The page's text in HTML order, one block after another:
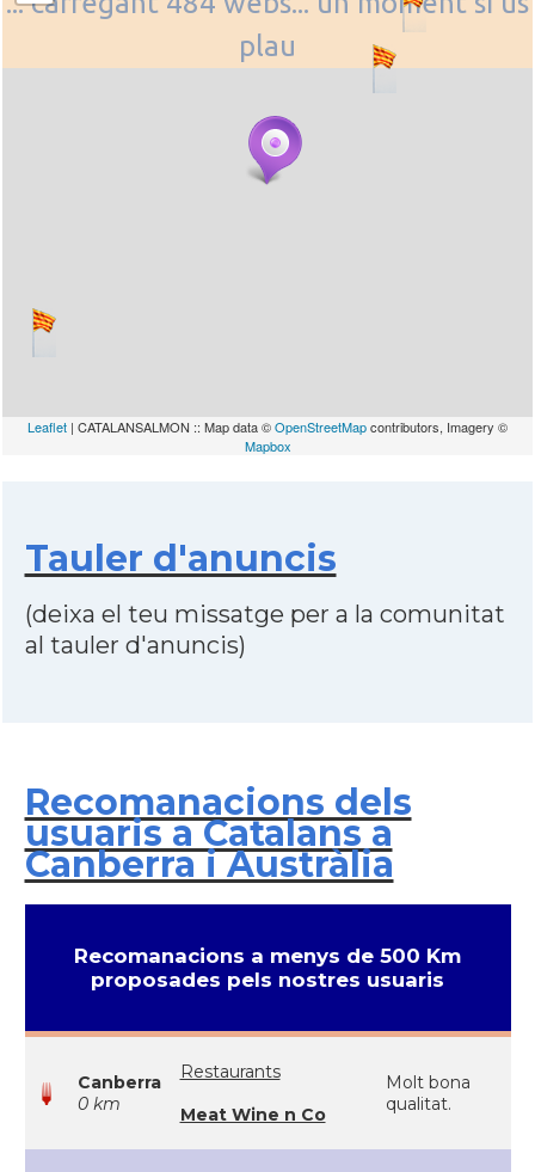
plau
Leaflet | CATALANSALMON :: Map data ©OpenStreetMapcontributors, Imagery ©
Mapbox
Tauler d'anuncis
(deixa el teu missatge per a la comunitat
al tauler d'anuncis)
Recomanacions dels
usuaris a Catalans a
Canberra i Austràlia
Recomanacions a menys de 500 Km
proposades pels nostres usuaris
Canberra
0 km
Restaurants
Meat Wine n Co
Molt bona
qualitat.